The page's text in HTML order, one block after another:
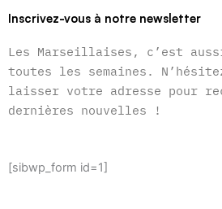
Inscrivez-vous à notre newsletter
Les Marseillaises, c’est
toutes les semaines.
laisser votre adresse pour
dernières nouvelles !
[sibwp_form id=1]